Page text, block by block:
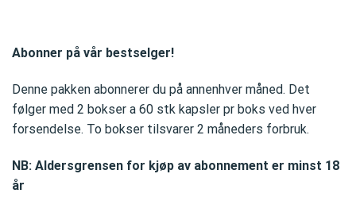
Abonner på vår bestselger!
Denne pakken abonnerer du på annenhver måned. Det
følger med 2 bokser a 60 stk kapsler pr boks ved hver
forsendelse. To bokser tilsvarer 2 måneders forbruk.
NB: Aldersgrensen for kjøp av abonnement er minst 18
år